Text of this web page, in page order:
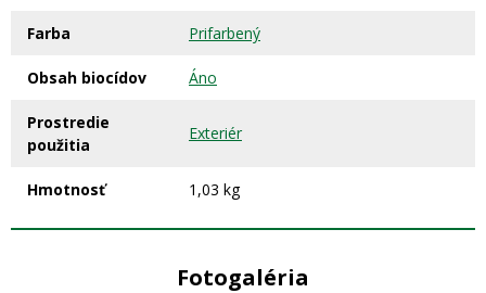
Farba Prifarbený
Obsah biocídov Áno
Prostredie
použitia
Exteriér
Hmotnosť 1,03 kg
Fotogaléria